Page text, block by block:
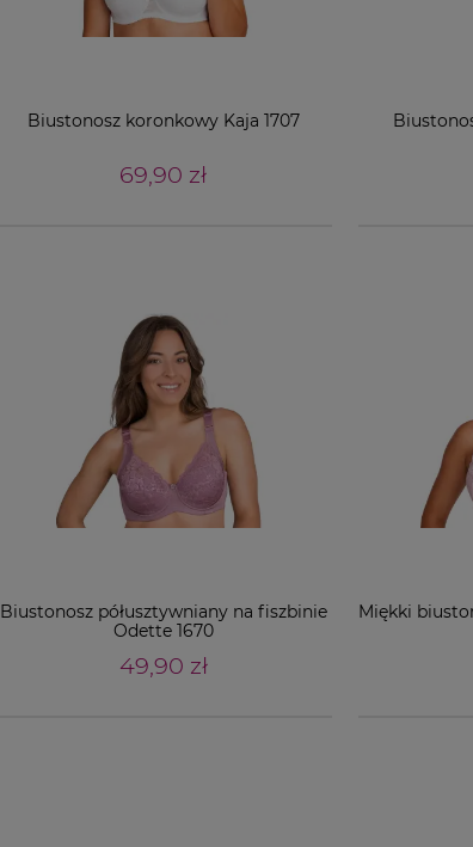
Biustonosz koronkowy Kaja 1707
69,90 zł
Biustonosz półusztywniany na fiszbinie
Odette 1670
49,90 zł
Miękki